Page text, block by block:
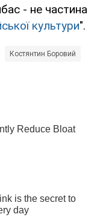
- не частина
культури".
Костянтин Боровий